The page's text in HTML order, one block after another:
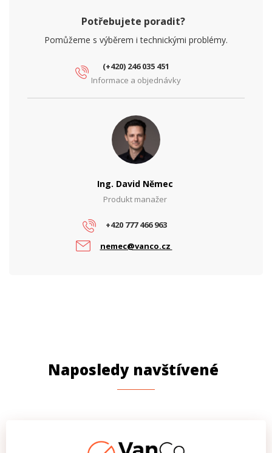
Ano
PARAMETRY ETHERNET
Potřebujete poradit?
Pomůžeme s výběrem i technickými problémy.
(+420) 246 035 451
Informace a objednávky
Ing. David Němec
Produkt manažer
+420 777 466 963
nemec@vanco.cz
Naposledy navštívené